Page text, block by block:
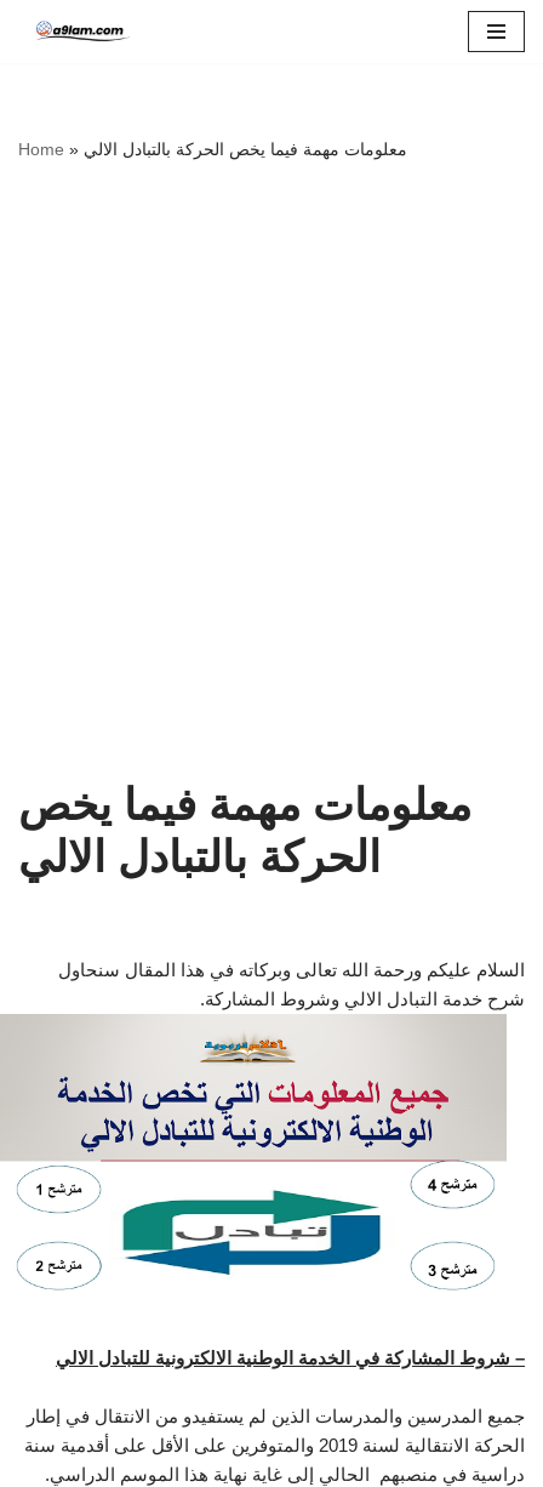
Home » معلومات مهمة فيما يخص الحركة بالتبادل الالي
معلومات مهمة فيما يخص
الحركة بالتبادل الالي
السلام عليكم ورحمة الله تعالى وبركاته في هذا المقال سنحاول
شرح خدمة التبادل الالي وشروط المشاركة.
– شروط المشاركة في الخدمة الوطنية الالكترونية للتبادل الالي
جميع المدرسين والمدرسات الذين لم يستفيدو من الانتقال في إطار
الحركة الانتقالية لسنة 2019 والمتوفرين على الأقل على أقدمية سنة
دراسية في منصبهم الحالي إلى غاية نهاية هذا الموسم الدراسي.